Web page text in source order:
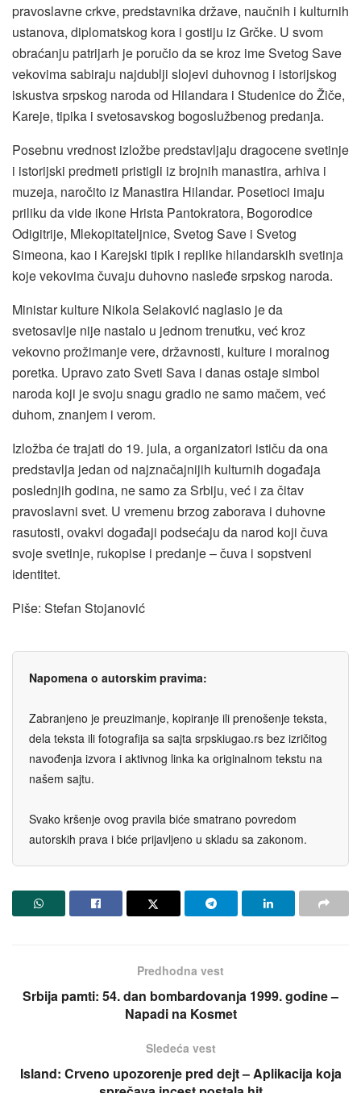
pravoslavne crkve, predstavnika države, naučnih i kulturnih
ustanova, diplomatskog kora i gostiju iz Grčke. U svom
obraćanju patrijarh je poručio da se kroz ime Svetog Save
vekovima sabiraju najdublji slojevi duhovnog i istorijskog
iskustva srpskog naroda od Hilandara i Studenice do Žiče,
Kareje, tipika i svetosavskog bogoslužbenog predanja.
Posebnu vrednost izložbe predstavljaju dragocene svetinje
i istorijski predmeti pristigli iz brojnih manastira, arhiva i
muzeja, naročito iz Manastira Hilandar. Posetioci imaju
priliku da vide ikone Hrista Pantokratora, Bogorodice
Odigitrije, Mlekopitateljnice, Svetog Save i Svetog
Simeona, kao i Karejski tipik i replike hilandarskih svetinja
koje vekovima čuvaju duhovno nasleđe srpskog naroda.
Ministar kulture Nikola Selaković naglasio je da
svetosavlje nije nastalo u jednom trenutku, već kroz
vekovno prožimanje vere, državnosti, kulture i moralnog
poretka. Upravo zato Sveti Sava i danas ostaje simbol
naroda koji je svoju snagu gradio ne samo mačem, već
duhom, znanjem i verom.
Izložba će trajati do 19. jula, a organizatori ističu da ona
predstavlja jedan od najznačajnijih kulturnih događaja
poslednjih godina, ne samo za Srbiju, već i za čitav
pravoslavni svet. U vremenu brzog zaborava i duhovne
rasutosti, ovakvi događaji podsećaju da narod koji čuva
svoje svetinje, rukopise i predanje – čuva i sopstveni
identitet.
Piše: Stefan Stojanović
Napomena o autorskim pravima:
Zabranjeno je preuzimanje, kopiranje ili prenošenje teksta,
dela teksta ili fotografija sa sajta srpskiugao.rs bez izričitog
navođenja izvora i aktivnog linka ka originalnom tekstu na
našem sajtu.
Svako kršenje ovog pravila biće smatrano povredom
autorskih prava i biće prijavljeno u skladu sa zakonom.
Predhodna vest
Srbija pamti: 54. dan bombardovanja 1999. godine –
Napadi na Kosmet
Sledeća vest
Island: Crveno upozorenje pred dejt – Aplikacija koja